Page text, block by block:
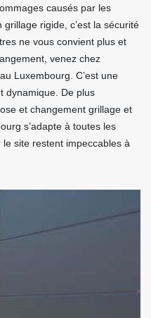
causés par les
rigide, c’est la sécurité
ne vous convient plus et
venez chez
Luxembourg. C’est une
dynamique. De plus
et changement grillage et
s’adapte à toutes les
site restent impeccables à